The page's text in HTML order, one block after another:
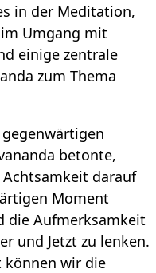
in der Meditation,
Umgang mit
einige zentrale
zum Thema
betonte,
darauf
Moment
die Aufmerksamkeit
und Jetzt zu lenken.
können wir die